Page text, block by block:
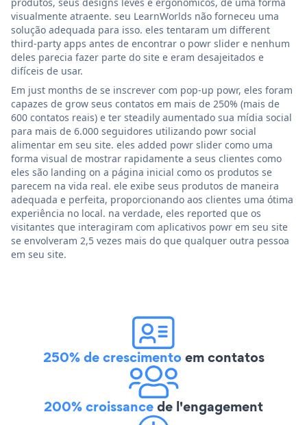
visualmente atraente. seu LearnWorlds não forneceu uma
solução adequada para isso. eles tentaram um different
third-party apps antes de encontrar o powr slider e nenhum
deles parecia fazer parte do site e eram desajeitados e
difíceis de usar.
Em just months de se inscrever com pop-up powr, eles foram
capazes de grow seus contatos em mais de 250% (mais de
600 contatos reais) e ter steadily aumentado sua mídia social
para mais de 6.000 seguidores utilizando powr social
alimentar em seu site. eles added powr slider como uma
forma visual de mostrar rapidamente a seus clientes como
eles são landing on a página inicial como os produtos se
parecem na vida real. ele exibe seus produtos de maneira
adequada e perfeita, proporcionando aos clientes uma ótima
experiência no local. na verdade, eles reported que os
visitantes que interagiram com aplicativos powr em seu site
se envolveram 2,5 vezes mais do que qualquer outra pessoa
em seu site.
250% de crescimentoem contatos
200% croissancede l'engagement